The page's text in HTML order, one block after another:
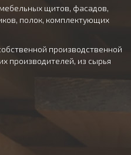
щитов, фасадов,
полок, комплектующих
производственной
производителей, из сырья